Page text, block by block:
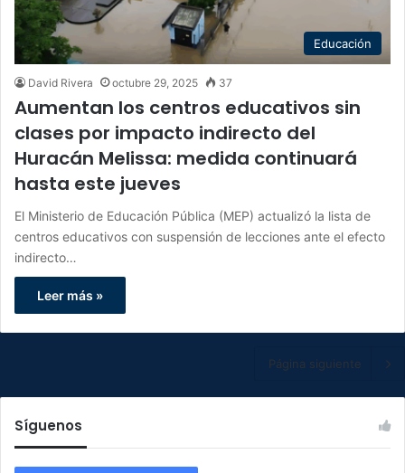
Educación
David Rivera octubre 29, 2025 37
Aumentan los centros educativos sin
clases por impacto indirecto del
Huracán Melissa: medida continuará
hasta este jueves
El Ministerio de Educación Pública (MEP) actualizó la lista de
centros educativos con suspensión de lecciones ante el efecto
indirecto…
Leer más »
Página siguiente
Síguenos